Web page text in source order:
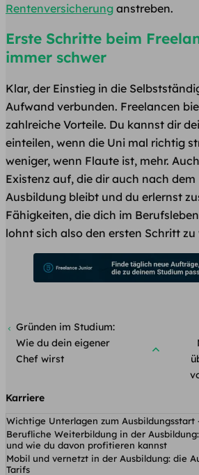
Rentenversicherung anstreben.
Erste Schritte beim
immer schwer
Klar, der Einstieg in die
Aufwand verbunden. Freelancen
zahlreiche Vorteile. Du kannst dir
einteilen, wenn die Uni mal richtig
weniger, wenn Flaute ist, mehr.
Existenz auf, die dir auch nach dem
Ausbildung bleibt und du erlernst
Fähigkeiten, die dich im
lohnt sich also den ersten Schritt zu
Gründen im Studium:
Wie du dein eigener
Chef wirst
Karriere
Wichtige Unterlagen zum Ausbildungsstart
Berufliche Weiterbildung in der
und wie du davon profitieren kannst
Mobil und vernetzt in der Ausbildung: die
Tarifs